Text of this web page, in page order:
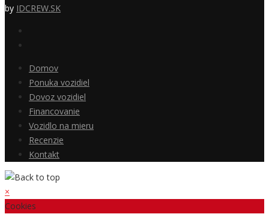
by IDCREW.SK
Domov
Ponuka vozidiel
Dovoz vozidiel
Financovanie
Vozidlo na mieru
Recenzie
Kontakt
×
Cookies